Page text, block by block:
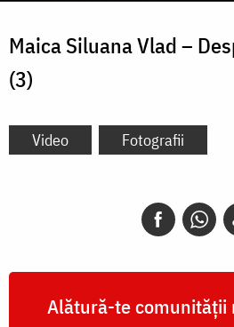
Maica Siluana Vlad –
(3)
Video Fotografii
Alătură-te comunității